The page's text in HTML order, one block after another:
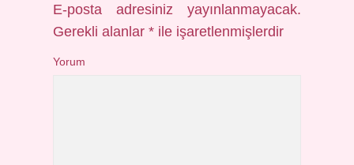
E-posta adresiniz yayınlanmayacak.
Gerekli alanlar* ile işaretlenmişlerdir
Yorum